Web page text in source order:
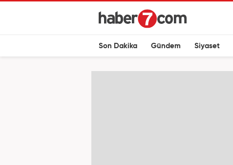
Son Dakika Gündem Siyaset